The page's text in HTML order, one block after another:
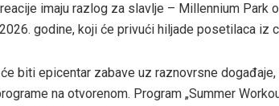
imaju razlog za slavlje – Millennium Park
godine, koji će privući hiljade posetilaca iz
biti epicentar zabave uz raznovrsne
na otvorenom. Program „Summer